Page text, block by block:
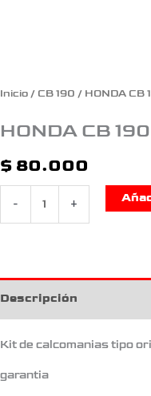
Inicio / CB 190 / HONDA CB
HONDA CB
$ 80.000
- +
Descripción
Kit de calcomanias tipo
garantia